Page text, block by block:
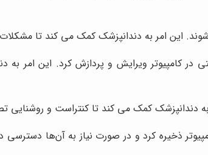
شوند. این امر به دندانپزشک کمک می کند تا
در کامپیوتر ویرایش و پردازش کرد. این امر
دندانپزشک کمک می کند تا کنتراست و روشنایی
ذخیره کرد و در صورت نیاز به آن‌ها